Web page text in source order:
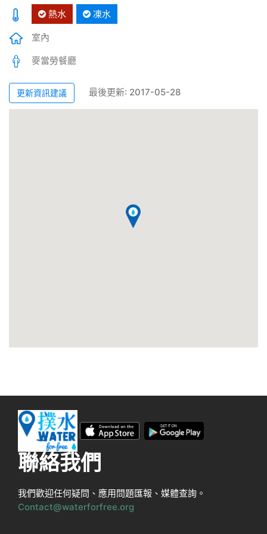
熱水 凍水
室內
麥當勞餐廳
更新資訊建議 最後更新: 2017-05-28
聯絡我們
我們歡迎任何疑問、應用問題匯報、媒體查詢。
Contact@waterforfree.org